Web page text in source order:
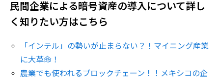
民間企業による暗号資産の導入について詳し
く知りたい方はこちら
「インテル」の勢いが止まらない？！マイニング産業
に大革命！
農業でも使われるブロックチェーン！！メキシコの企